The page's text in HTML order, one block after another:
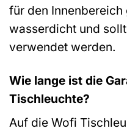
für den
wasserdicht und
verwendet werden.
Wie lange ist die
Tischleuchte?
Auf die Wofi